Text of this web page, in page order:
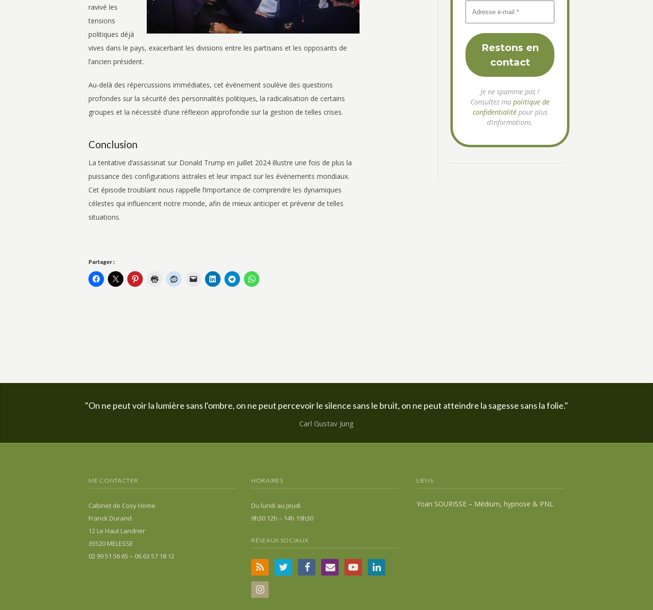
ravivé les
tensions
politiques déjà
vives dans le pays, exacerbant les divisions entre les partisans et les opposants de
l’ancien président.
Au-delà des répercussions immédiates, cet événement soulève des questions
profondes sur la sécurité des personnalités politiques, la radicalisation de certains
groupes et la nécessité d’une réflexion approfondie sur la gestion de telles crises.
Conclusion
La tentative d’assassinat sur Donald Trump en juillet 2024 illustre une fois de plus la
puissance des configurations astrales et leur impact sur les événements mondiaux.
Cet épisode troublant nous rappelle l’importance de comprendre les dynamiques
célestes qui influencent notre monde, afin de mieux anticiper et prévenir de telles
situations.
Partager :
Je ne spamme pas !
Consultez ma politique de
confidentialitépour plus
d’informations.
"On ne peut voir la lumière sans l'ombre, on ne peut percevoir le silence sans le bruit, on ne peut atteindre la sagesse sans la folie."
Carl Gustav Jung
ME CONTACTER
Cabinet de Cosy Home
Franck Durand
12 Le Haut Landrier
35520 MELESSE
02 99 51 56 65 – 06 63 57 18 12
HORAIRES
Du lundi au Jeudi
9h30 12h – 14h 19h30
RÉSEAUX SOCIAUX
LIENS
Yoan SOURISSE – Médium, hypnose & PNL